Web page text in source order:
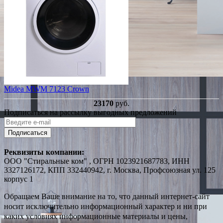
Midea MWM 7123 Crown
23170 руб.
Подписаться на рассылку выгодных предложений
Подписаться
Реквизиты компании:
ООО "Стиральные ком" , ОГРН 1023921687783, ИНН
3327126172, КПП 332440942, г. Москва, Профсоюзная ул. 125
корпус 1
Обращаем Ваше внимание на то, что данный интернет-сайт
носит исключительно информационный характер и ни при
каких условиях информационные материалы и цены,